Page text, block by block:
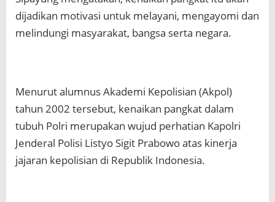
dijadikan motivasi untuk melayani, mengayomi dan
melindungi masyarakat, bangsa serta negara.
Menurut alumnus Akademi Kepolisian (Akpol)
tahun 2002 tersebut, kenaikan pangkat dalam
tubuh Polri merupakan wujud perhatian Kapolri
Jenderal Polisi Listyo Sigit Prabowo atas kinerja
jajaran kepolisian di Republik Indonesia.